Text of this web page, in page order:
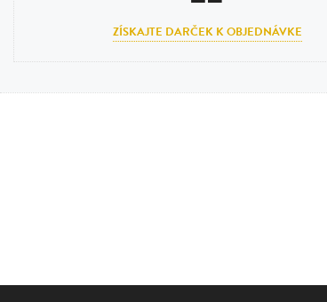
ZÍSKAJTE DARČEK K OBJEDNÁVKE